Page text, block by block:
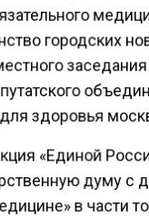
городских
заседания
здоровья
«Единой
думу с
в части